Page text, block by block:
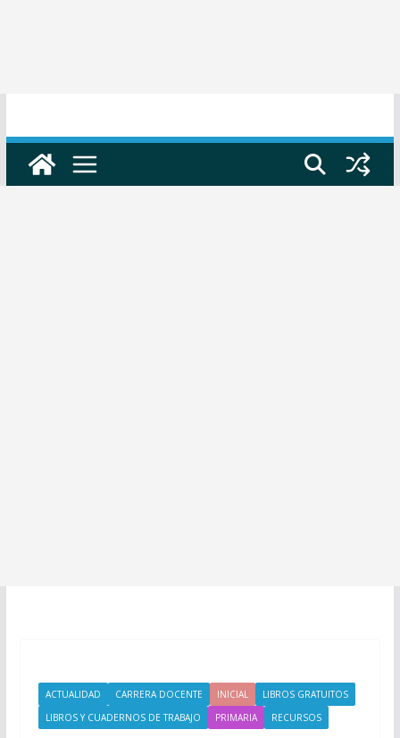
ACTUALIDAD CARRERA DOCENTE INICIAL
LIBROS GRATUITOS
LIBROS Y CUADERNOS DE TRABAJO
PRIMARIA RECURSOS